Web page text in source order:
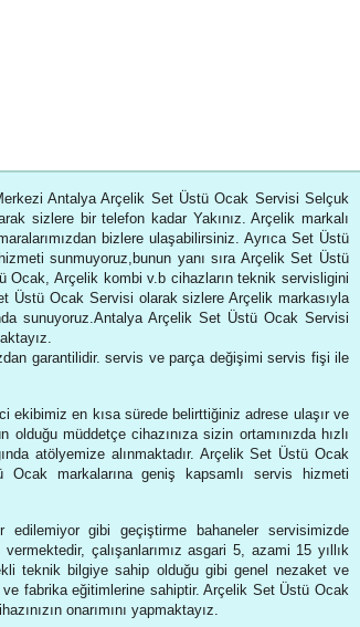
Antalya Arçelik Set Üstü Ocak Servisi Selçuk
sizlere bir telefon kadar Yakınız. Arçelik markalı
bizlere ulaşabilirsiniz. Ayrıca Set Üstü
sunmuyoruz,bunun yanı sıra Arçelik Set Üstü
Arçelik kombi v.b cihazların teknik servisligini
Üstü Ocak Servisi olarak sizlere Arçelik markasıyla
sunuyoruz.Antalya Arçelik Set Üstü Ocak Servisi
garantilidir. servis ve parça değişimi servis fişi ile
en kısa sürede belirttiğiniz adrese ulaşır ve
müddetçe cihazınıza sizin ortamınızda hızlı
atölyemize alınmaktadır. Arçelik Set Üstü Ocak
markalarına geniş kapsamlı servis hizmeti
gibi geçiştirme bahaneler servisimizde
çalışanlarımız asgari 5, azami 15 yıllık
teknik bilgiye sahip olduğu gibi genel nezaket ve
fabrika eğitimlerine sahiptir. Arçelik Set Üstü Ocak
onarımını yapmaktayız.